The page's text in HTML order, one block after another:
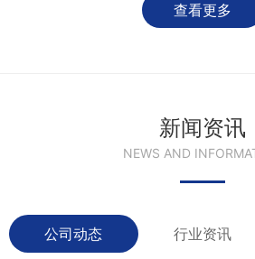
查看更多
新闻资讯
NEWS AND
公司动态 行业资讯